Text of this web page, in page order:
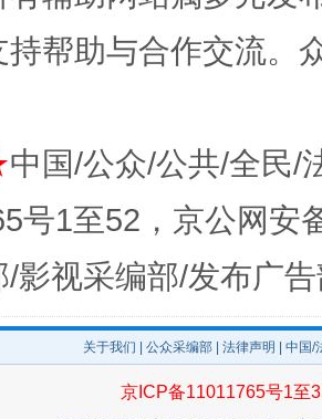
帮助与合作交流。
中国/公众/公共/全民/
号1至52，京公网安
影视采编部/发布广
关于我们 公众采编部 法律声明 | 中国
京ICP备11011765号1至